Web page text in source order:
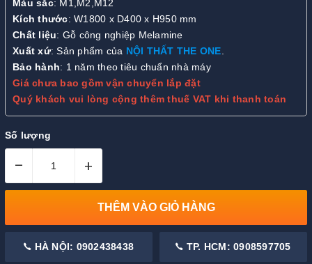
Màu sắc: M1,M2,M12
Kích thước: W1800 x D400 x H950 mm
Chất liệu: Gỗ công nghiệp Melamine
Xuất xứ: Sản phẩm của NỘI THẤT THE ONE.
Bảo hành: 1 năm theo tiêu chuẩn nhà máy
Giá chưa bao gồm vận chuyển lắp đặt
Quý khách vui lòng cộng thêm thuế VAT khi thanh toán
Số lượng
– +
THÊM VÀO GIỎ HÀNG
HÀ NỘI: 0902438438 TP. HCM: 0908597705